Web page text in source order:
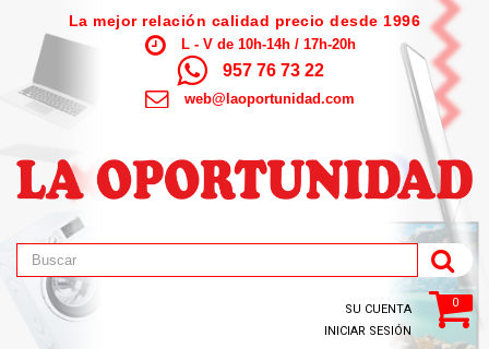
La mejor relación calidad precio desde 1996
L - V de 10h-14h / 17h-20h
957 76 73 22
web@laoportunidad.com
0
SU CUENTA
INICIAR SESIÓN